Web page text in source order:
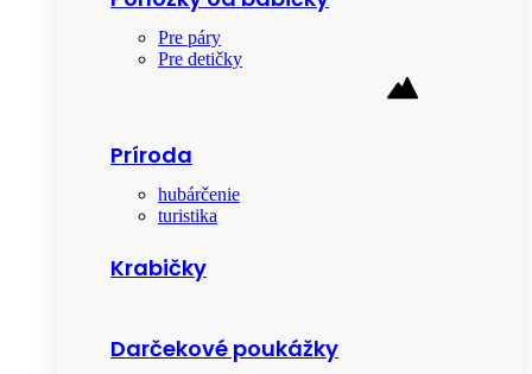
Pre páry
Pre detičky
Príroda
hubárčenie
turistika
Krabičky
Darčekové poukážky